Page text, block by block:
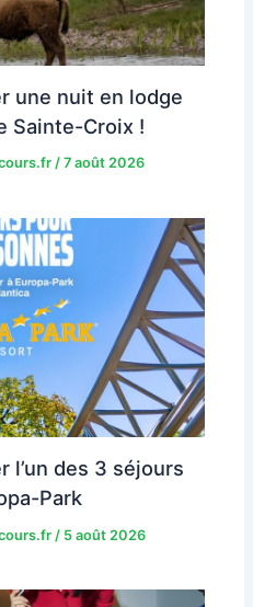
une nuit en lodge
Sainte-Croix !
/7 août 2026
l’un des 3 séjours
Park
/ 5 août 2026